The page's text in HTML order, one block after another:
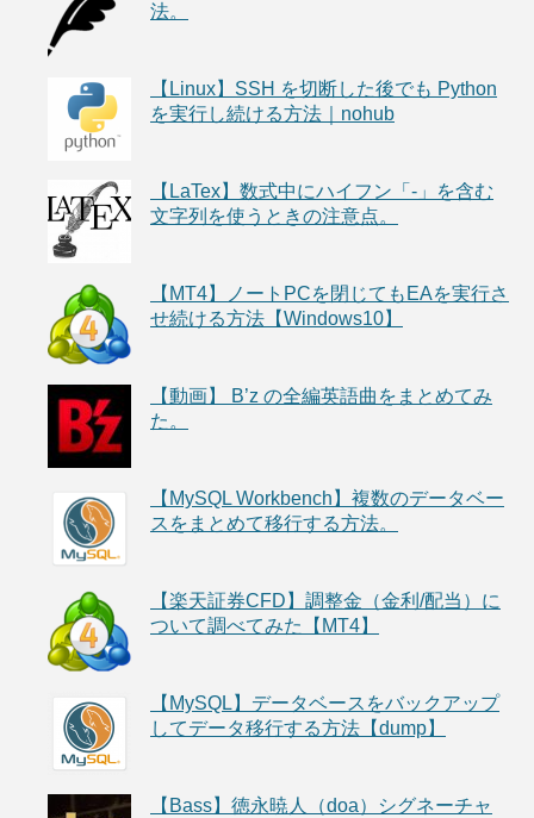
法。
【Linux】SSH を切断した後でも Python
を実行し続ける方法｜nohub
【LaTex】数式中にハイフン「-」を含む
文字列を使うときの注意点。
【MT4】ノートPCを閉じてもEAを実行さ
せ続ける方法【Windows10】
【動画】 B’z の全編英語曲をまとめてみ
た。
【MySQL Workbench】複数のデータベー
スをまとめて移行する方法。
【楽天証券CFD】調整金（金利/配当）に
ついて調べてみた【MT4】
【MySQL】データベースをバックアップ
してデータ移行する方法【dump】
【Bass】徳永暁人（doa）シグネーチャ